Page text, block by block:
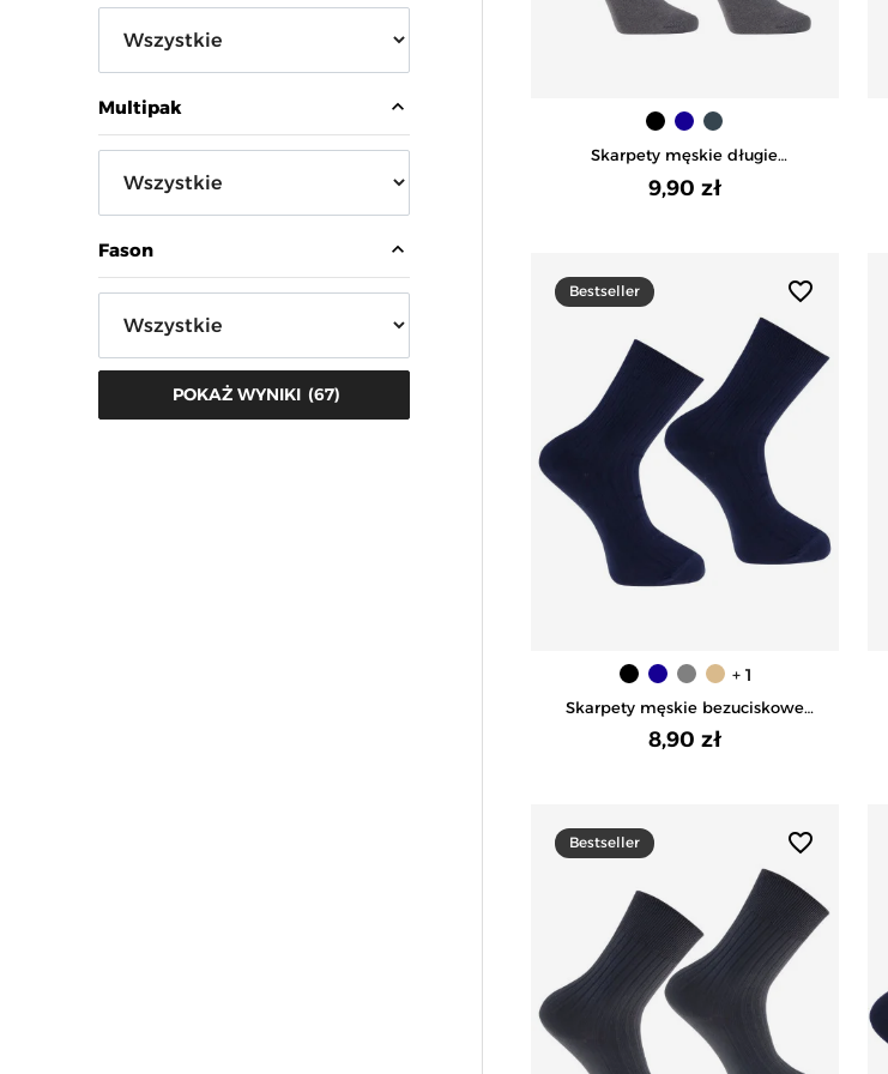
Multipak expand_less
Fason expand_less
(67)
Skarpety męskie długie
bawełniane garniturowe klasyczne
- GRAFIT
9,90 zł
Bestseller favorite_border
Skarpety męskie bezuciskowe
bawełniane z szerokim ściągaczem
- GRANATOWY
8,90 zł
+ 1
Bestseller favorite_border